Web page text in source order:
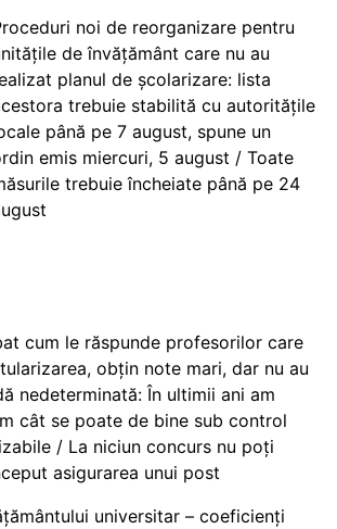
noi de reorganizare pentru
de învățământ care nu au
planul de școlarizare: lista
trebuie stabilită cu autoritățile
până pe 7 august, spune un
emis miercuri, 5 august / Toate
trebuie încheiate până pe 24
cum le răspunde profesorilor care
obțin note mari, dar nu au
nedeterminată: În ultimii ani am
cât se poate de bine sub control
/ La niciun concurs nu poți
asigurarea unui post
universitar – coeficienți